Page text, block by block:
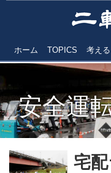
ホーム TOPICS 考え
安全運
宅